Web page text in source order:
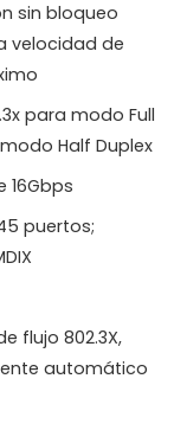
sin bloqueo
velocidad de
para modo Full
Half Duplex
puertos;
flujo 802.3X,
automático